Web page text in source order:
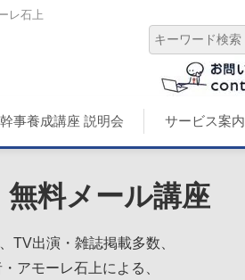
レ石上
事養成講座 説明会 サービス案内
無料メール講座
TV出演・雑誌掲載多数、
アモーレ石上による、